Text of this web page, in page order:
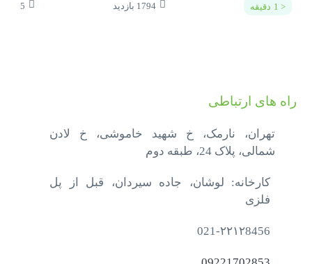
< 1 دقیقه 1794 بازدید 5
راه های ارتباطی
تهران، نارمک، خ شهید خاموشی، خ لادن
شمالی، پلاک 24، طبقه دوم
کارخانه: لوشان، جاده سیردان، قبل از پل
فلزی
021-۲۲۱۲8456